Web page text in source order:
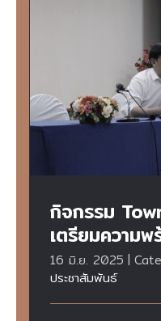
กิจกรรม Town
พร้อม
กิจกรรม
เตรียมความ
16 มิ.ย. 2025 |
ประชาสัมพันธ์